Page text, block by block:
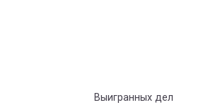
Выигранных дел